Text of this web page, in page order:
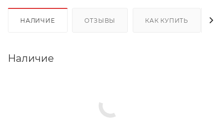
НАЛИЧИЕ ОТЗЫВЫ КАК КУПИТЬ
Наличие